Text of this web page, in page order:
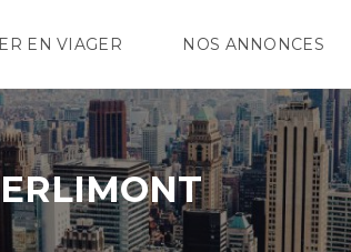
EN VIAGER NOS ANNONCES